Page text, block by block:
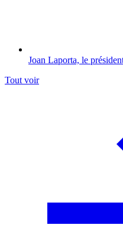
Joan Laporta, le
Tout voir